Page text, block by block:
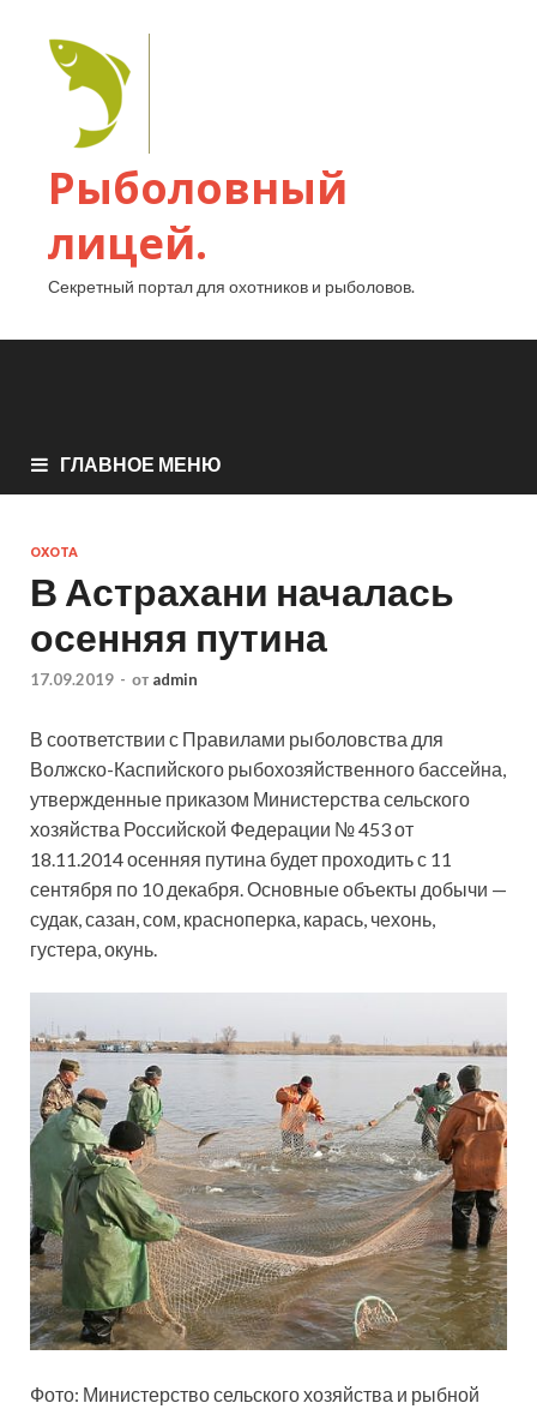
Рыболовный
лицей.
Секретный портал для охотников и рыболовов.
ГЛАВНОЕ МЕНЮ
ОХОТА
В Астрахани началась
осенняя путина
17.09.2019 - от admin
В соответствии с Правилами рыболовства для
Волжско-Каспийского рыбохозяйственного бассейна,
утвержденные приказом Министерства сельского
хозяйства Российской Федерации № 453 от
18.11.2014 осенняя путина будет проходить с 11
сентября по 10 декабря. Основные объекты добычи —
судак, сазан, сом, красноперка, карась, чехонь,
густера, окунь.
Фото: Министерство сельского хозяйства и рыбной